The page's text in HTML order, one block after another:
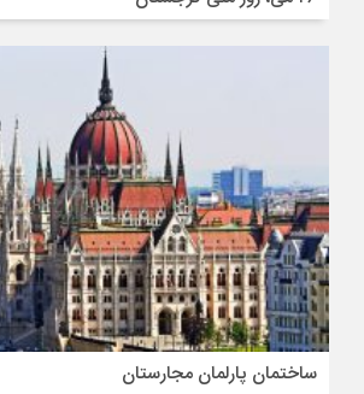
ساختمان پارلمان مجارستان